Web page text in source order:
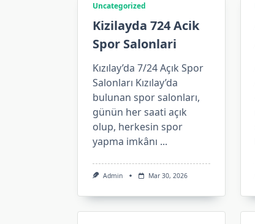
Uncategorized
Kizilayda 724 Acik
Spor Salonlari
Kızılay’da 7/24 Açık Spor
Salonları Kızılay’da
bulunan spor salonları,
günün her saati açık
olup, herkesin spor
yapma imkânı ...
Admin Mar 30, 2026